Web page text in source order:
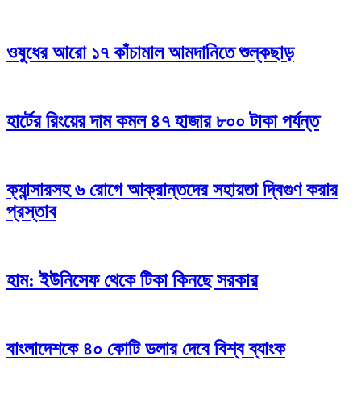
ওষুধের আরো ১৭ কাঁচামাল আমদানিতে শুল্কছাড়
হার্টের রিংয়ের দাম কমল ৪৭ হাজার ৮০০ টাকা পর্যন্ত
ক্যান্সারসহ ৬ রোগে আক্রান্তদের সহায়তা দ্বিগুণ করার
প্রস্তাব
হাম: ইউনিসেফ থেকে টিকা কিনছে সরকার
বাংলাদেশকে ৪০ কোটি ডলার দেবে বিশ্ব ব্যাংক